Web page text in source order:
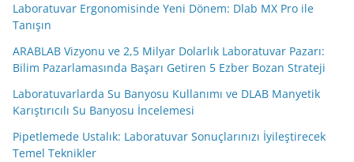
Laboratuvar Ergonomisinde Yeni Dönem: Dlab MX Pro ile
Tanışın
ARABLAB Vizyonu ve 2,5 Milyar Dolarlık Laboratuvar Pazarı:
Bilim Pazarlamasında Başarı Getiren 5 Ezber Bozan Strateji
Laboratuvarlarda Su Banyosu Kullanımı ve DLAB Manyetik
Karıştırıcılı Su Banyosu İncelemesi
Pipetlemede Ustalık: Laboratuvar Sonuçlarınızı İyileştirecek
Temel Teknikler